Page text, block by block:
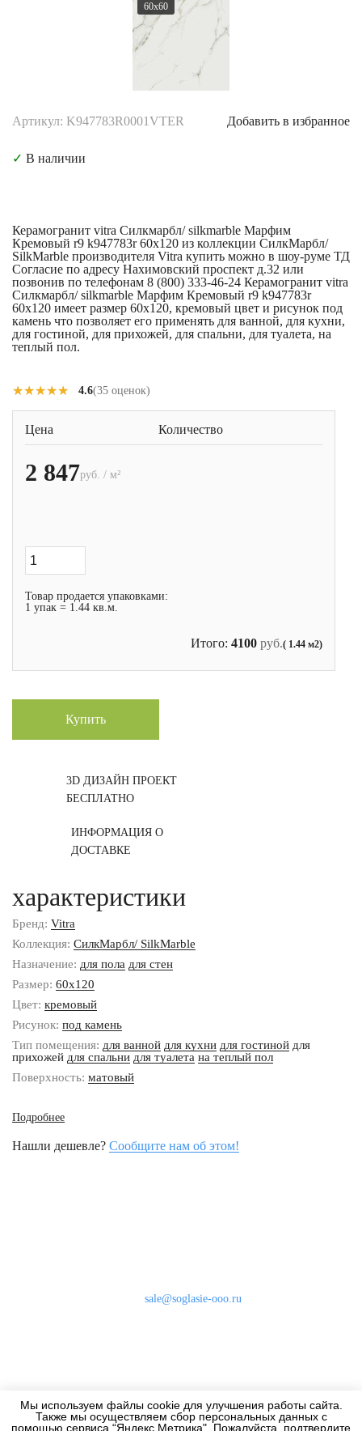
60x60
Артикул: K947783R0001VTER Добавить в избранное
✓ В наличии
Керамогранит vitra Силкмарбл/ silkmarble Марфим
Кремовый r9 k947783r 60x120 из коллекции СилкМарбл/
SilkMarble производителя Vitra купить можно в шоу-руме ТД
Согласие по адресу Нахимовский проспект д.32 или
позвонив по телефонам 8 (800) 333-46-24 Керамогранит vitra
Силкмарбл/ silkmarble Марфим Кремовый r9 k947783r
60x120 имеет размер 60x120, кремовый цвет и рисунок под
камень что позволяет его применять для ванной, для кухни,
для гостиной, для прихожей, для спальни, для туалета, на
теплый пол.
★★★★★
★★★★★ 4.6(35 оценок)
Цена Количество
2 847руб. / м²
Товар продается упаковками:
1 упак = 1.44 кв.м.
Итого: 4100 руб.( 1.44 м2)
Купить
3D ДИЗАЙН ПРОЕКТ
БЕСПЛАТНО
ИНФОРМАЦИЯ О
ДОСТАВКЕ
характеристики
Бренд: Vitra
Коллекция: СилкМарбл/ SilkMarble
Назначение: для пола для стен
Размер: 60x120
Цвет: кремовый
Рисунок: под камень
Тип помещения: для ванной для кухни для гостиной для
прихожей для спальни для туалета на теплый пол
Поверхность: матовый
Подробнее
Нашли дешевле? Сообщите нам об этом!
Мы используем файлы cookie для улучшения работы сайта.
Также мы осуществляем сбор персональных данных с
помощью сервиса “Яндекс.Метрика". Пожалуйста, подтвердите
sale@soglasie-ooo.ru
Дизайнерам